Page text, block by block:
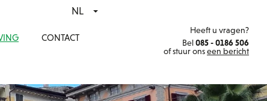
CONTACT
NL
Heeft u vragen?
Bel085 - 0186 506
of stuur onseen bericht